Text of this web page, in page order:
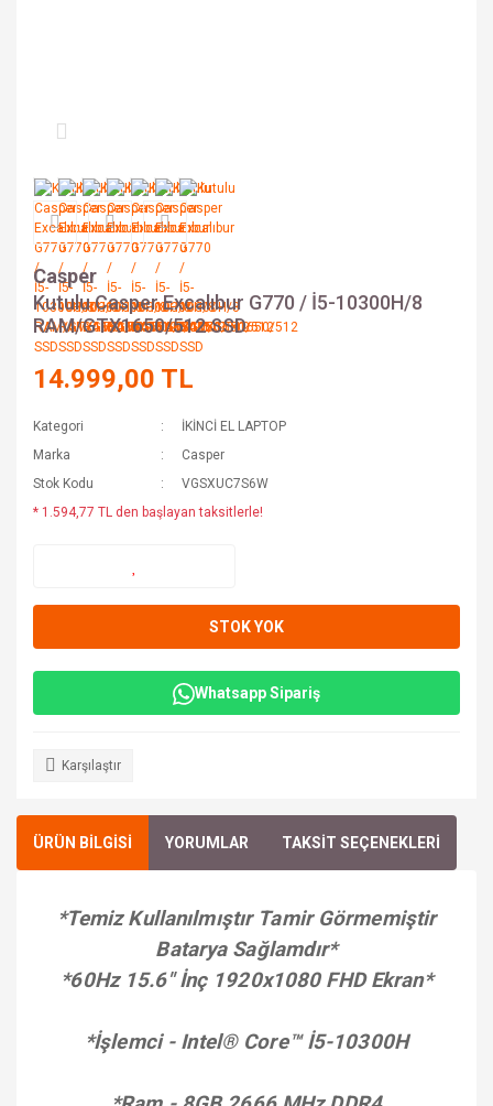
Casper
Kutulu Casper Excalıbur G770 / İ5-10300H/8
RAM/GTX1650/512 SSD
14.999,00 TL
Kategori
İKİNCİ EL LAPTOP
Marka
Casper
Stok Kodu
VGSXUC7S6W
* 1.594,77 TL den başlayan taksitlerle!
STOK YOK
Whatsapp Sipariş
Karşılaştır
ÜRÜN BİLGİSİ YORUMLAR TAKSİT SEÇENEKLERİ
*Temiz Kullanılmıştır Tamir Görmemiştir
Batarya Sağlamdır*
*60Hz 15.6" İnç 1920x1080 FHD Ekran*
*İşlemci - Intel® Core™ İ5-10300H